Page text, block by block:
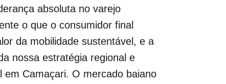
absoluta no varejo
o que o consumidor final
da mobilidade sustentável, e a
nossa estratégia regional e
em Camaçari. O mercado baiano